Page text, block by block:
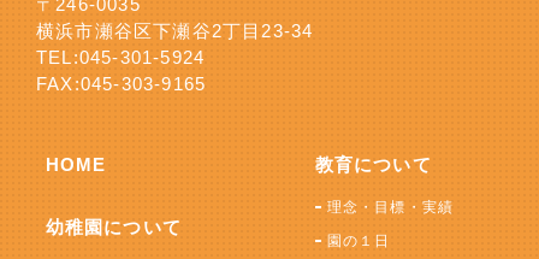
横浜市瀬谷区下瀬谷2丁目23-34
TEL:045-301-5924
FAX:045-303-9165
HOME
幼稚園について
教育について
理念・目標・実績
園の１日